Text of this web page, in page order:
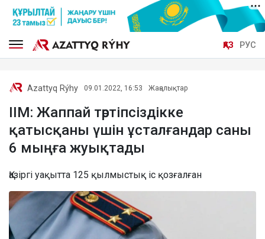
ҚАЗ РУС
Azattyq Rýhy 09.01.2022, 16:53 Жаңалықтар
ІІМ: Жаппай тәртіпсіздікке
қатысқаны үшін ұсталғандар саны
6 мыңға жуықтады
Қазіргі уақытта 125 қылмыстық іс қозғалған